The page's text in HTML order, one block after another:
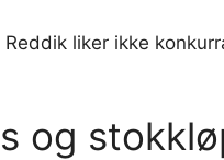
liker ikke
og